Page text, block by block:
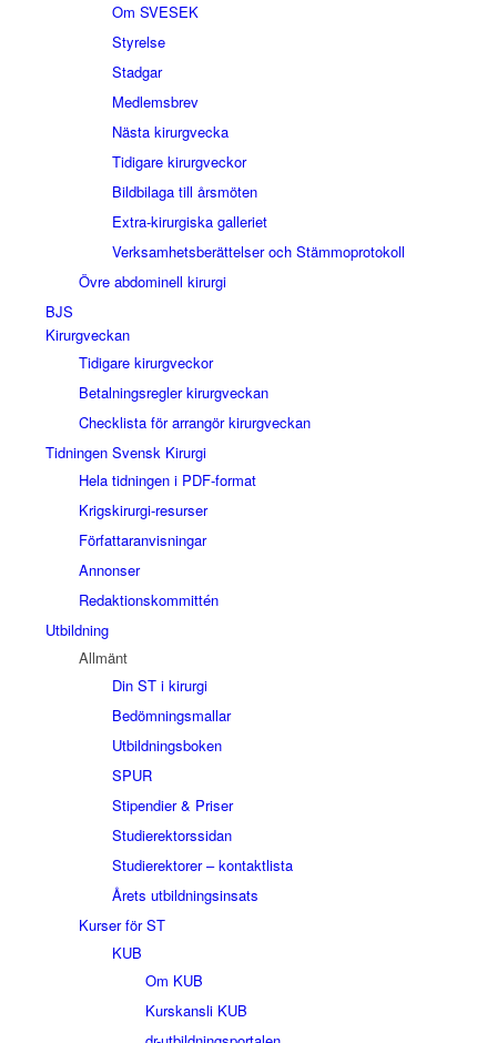
Om SVESEK
Styrelse
Stadgar
Medlemsbrev
Nästa kirurgvecka
Tidigare kirurgveckor
Bildbilaga till årsmöten
Extra-kirurgiska galleriet
Verksamhetsberättelser och Stämmoprotokoll
Övre abdominell kirurgi
BJS
Kirurgveckan
Tidigare kirurgveckor
Betalningsregler kirurgveckan
Checklista för arrangör kirurgveckan
Tidningen Svensk Kirurgi
Hela tidningen i PDF-format
Krigskirurgi-resurser
Författaranvisningar
Annonser
Redaktionskommittén
Utbildning
Allmänt
Din ST i kirurgi
Bedömningsmallar
Utbildningsboken
SPUR
Stipendier & Priser
Studierektorssidan
Studierektorer – kontaktlista
Årets utbildningsinsats
Kurser för ST
KUB
Om KUB
Kurskansli KUB